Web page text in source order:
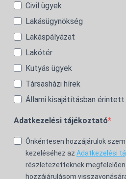
Civil ügyek
Lakásügynökség
Lakáspályázat
Lakótér
Kutyás ügyek
Társasházi hírek
Állami kisajátításban érintett
Adatkezelési tájékoztató
Önkéntesen hozzájárulok
kezeléséhez az Adatkezelési
részletezetteknek
hozzájárulásom